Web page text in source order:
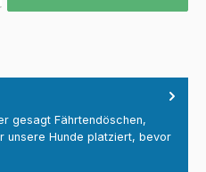
gesagt Fährtendöschen,
unsere Hunde platziert, bevor